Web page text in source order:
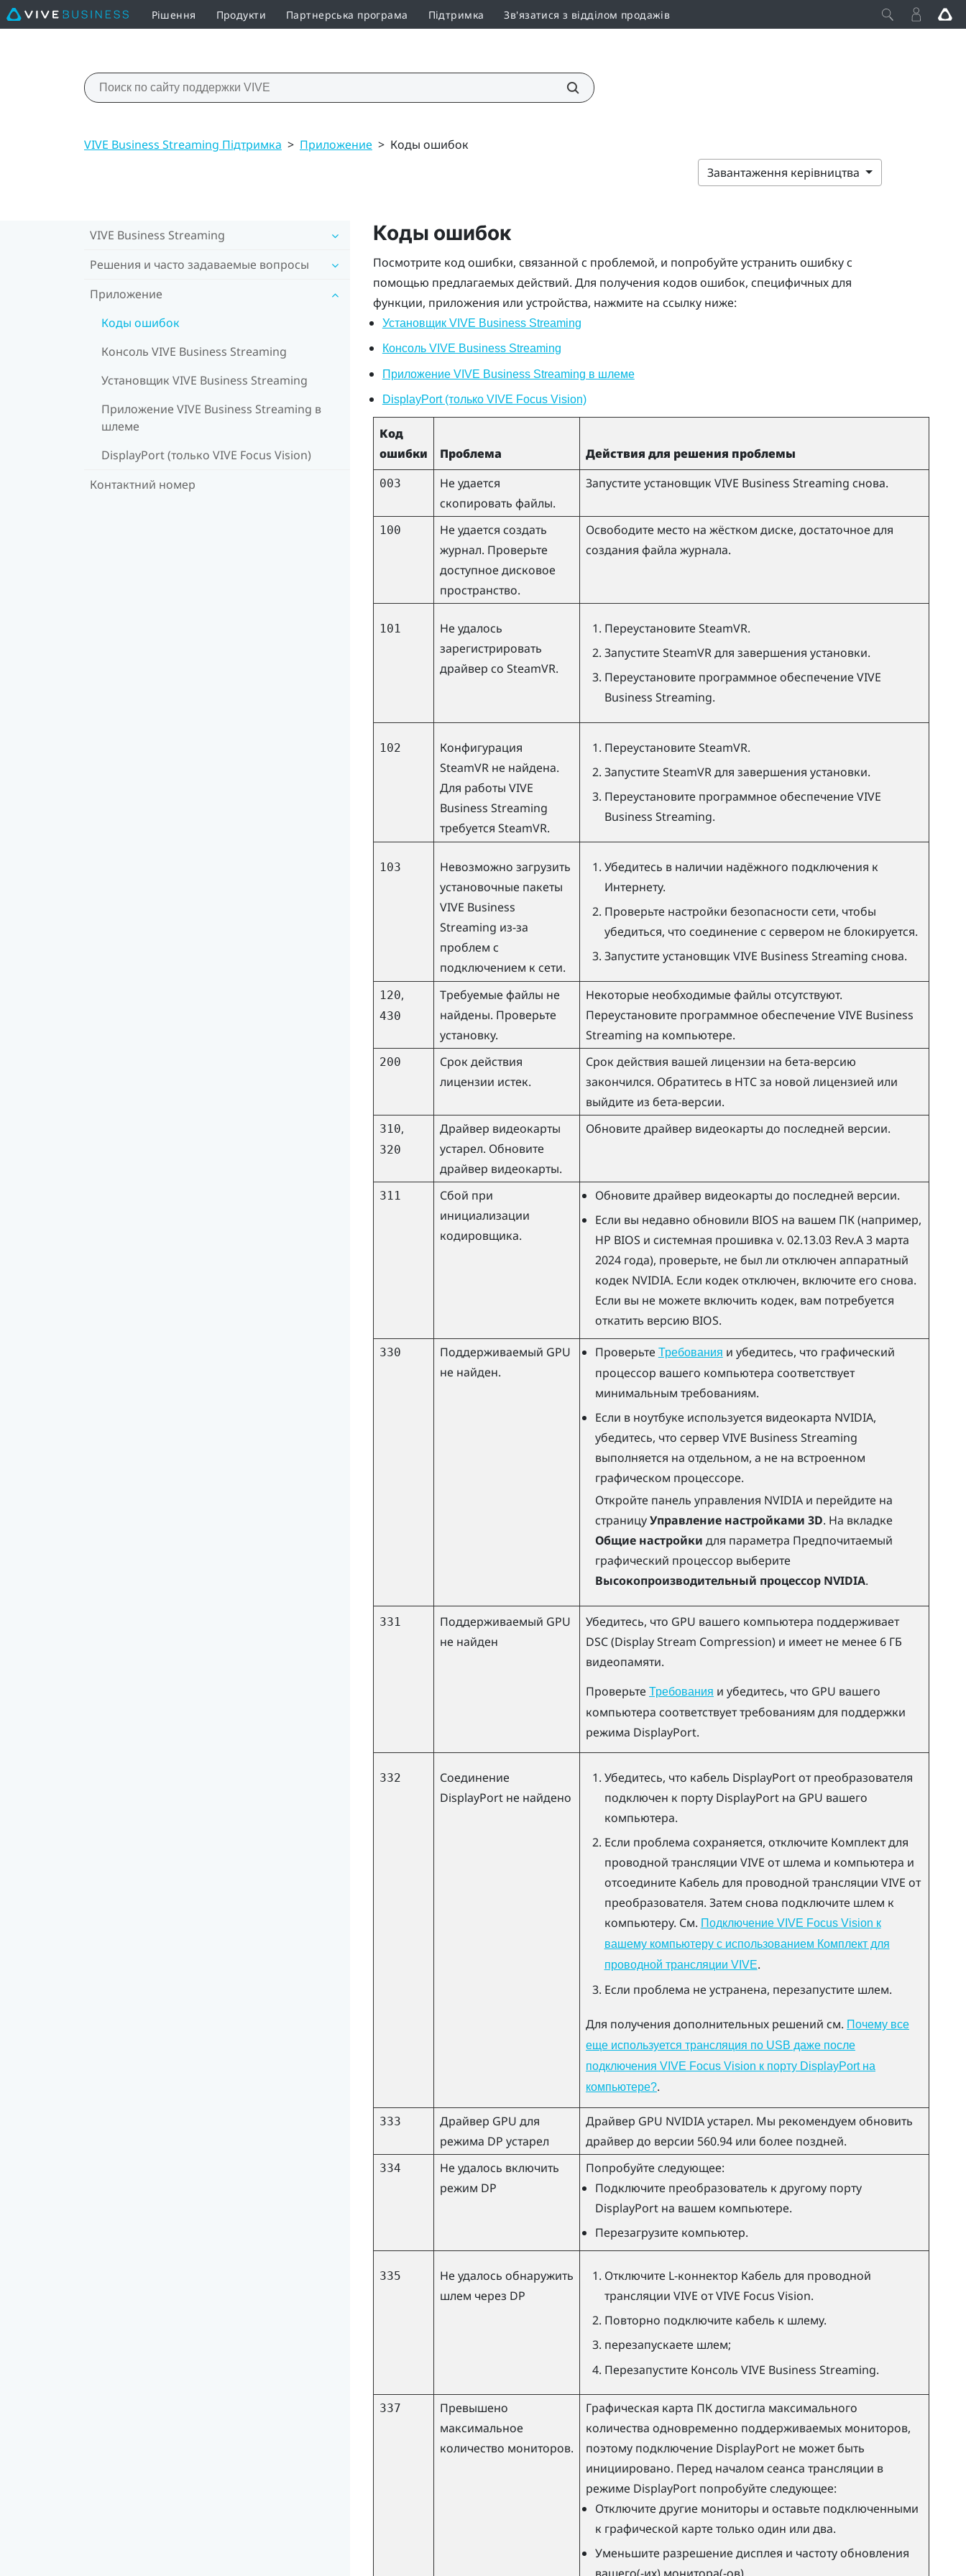
Рішення Продукти Партнерська програма Підтримка Зв'язатися з відділом продажів
VIVE Business Streaming Підтримка > Приложение > Коды ошибок
Завантаження керівництва
VIVE Business Streaming
Решения и часто задаваемые вопросы
Приложение
Коды ошибок
Консоль VIVE Business Streaming
Установщик VIVE Business Streaming
Приложение VIVE Business Streaming в
шлеме
DisplayPort (только VIVE Focus Vision)
Контактний номер
Коды ошибок
Посмотрите код ошибки, связанной с проблемой, и попробуйте устранить ошибку с
помощью предлагаемых действий. Для получения кодов ошибок, специфичных для
функции, приложения или устройства, нажмите на ссылку ниже:
Установщик VIVE Business Streaming
Консоль VIVE Business Streaming
Приложение VIVE Business Streaming в шлеме
DisplayPort (только VIVE Focus Vision)
Код
ошибки
Проблема Действия для решения проблемы
003
Не удается
скопировать файлы.
Запустите установщик VIVE Business Streaming снова.
100
Не удается создать
журнал. Проверьте
доступное дисковое
пространство.
Освободите место на жёстком диске, достаточное для
создания файла журнала.
101
Не удалось
зарегистрировать
драйвер со SteamVR.
Переустановите SteamVR.
Запустите SteamVRдля завершения установки.
Переустановите программное обеспечение VIVE
Business Streaming.
102
Конфигурация
SteamVR не найдена.
Для работы VIVE
Business Streaming
требуется SteamVR.
Переустановите SteamVR.
Запустите SteamVRдля завершения установки.
Переустановите программное обеспечение VIVE
Business Streaming.
103
Невозможно загрузить
установочные пакеты
VIVE Business
Streaming из-за
проблем с
подключением к сети.
Убедитесь в наличии надёжного подключения к
Интернету.
Проверьте настройки безопасности сети, чтобы
убедиться, что соединение с сервером не блокируется.
Запустите установщик VIVE Business Streaming снова.
120,
430
Требуемые файлы не
найдены. Проверьте
установку.
Некоторые необходимые файлы отсутствуют.
Переустановите программное обеспечение VIVE Business
Streaming на компьютере.
200
Срок действия
лицензии истек.
Срок действия вашей лицензии на бета-версию
закончился. Обратитесь в HTC за новой лицензией или
выйдите из бета-версии.
310,
320
Драйвер видеокарты
устарел. Обновите
драйвер видеокарты.
Обновите драйвер видеокарты до последней версии.
311
Сбой при
инициализации
кодировщика.
Обновите драйвер видеокарты до последней версии.
Если вы недавно обновили BIOS на вашем ПК (например,
HP BIOS и системная прошивка v. 02.13.03 Rev.A 3 марта
2024 года), проверьте, не был ли отключен аппаратный
кодек NVIDIA. Если кодек отключен, включите его снова.
Если вы не можете включить кодек, вам потребуется
откатить версию BIOS.
330
Поддерживаемый GPU
не найден.
Проверьте Требования и убедитесь, что графический
процессор вашего компьютера соответствует
минимальным требованиям.
Если в ноутбуке используется видеокарта NVIDIA,
убедитесь, что сервер VIVE Business Streaming
выполняется на отдельном, а не на встроенном
графическом процессоре.
Откройте панель управления NVIDIA и перейдите на
страницуУправление настройками 3D. На вкладке
Общие настройки для параметра Предпочитаемый
графический процессор выберите
Высокопроизводительный процессор NVIDIA.
331
Поддерживаемый GPU
не найден
Убедитесь, что GPU вашего компьютера поддерживает
DSC (Display Stream Compression) и имеет не менее 6 ГБ
видеопамяти.
Проверьте Требования и убедитесь, что GPU вашего
компьютера соответствует требованиям для поддержки
режима DisplayPort.
332
Соединение
DisplayPortне найдено
Убедитесь, что кабель DisplayPortот преобразователя
подключен к порту DisplayPortна GPU вашего
компьютера.
Если проблема сохраняется, отключите Комплект для
проводной трансляции VIVE от шлема и компьютера и
отсоедините Кабель для проводной трансляции VIVE от
преобразователя. Затем снова подключите шлем к
компьютеру. См. Подключение VIVE Focus Vision к
вашему компьютеру с использованием Комплект для
проводной трансляции VIVE.
Если проблема не устранена, перезапустите шлем.
Для получения дополнительных решений см. Почему все
еще используется трансляция по USB даже после
подключения VIVE Focus Vision к порту DisplayPort на
компьютере?.
333
Драйвер GPU для
режима DP устарел
Драйвер GPU NVIDIAустарел. Мы рекомендуем обновить
драйвер до версии 560.94 или более поздней.
334
Не удалось включить
режим DP
Попробуйте следующее:
Подключите преобразователь к другому порту
DisplayPortна вашем компьютере.
Перезагрузите компьютер.
335
Не удалось обнаружить
шлем через DP
Отключите L-коннектор Кабель для проводной
трансляции VIVE отVIVE Focus Vision.
Повторно подключите кабель к шлему.
перезапускаете шлем;
Перезапустите Консоль VIVE Business Streaming.
337
Превышено
максимальное
количество мониторов.
Графическая карта ПК достигла максимального
количества одновременно поддерживаемых мониторов,
поэтому подключение DisplayPortне может быть
инициировано. Перед началом сеанса трансляции в
режиме DisplayPortпопробуйте следующее:
Отключите другие мониторы и оставьте подключенными
к графической карте только один или два.
Уменьшите разрешение дисплея и частоту обновления